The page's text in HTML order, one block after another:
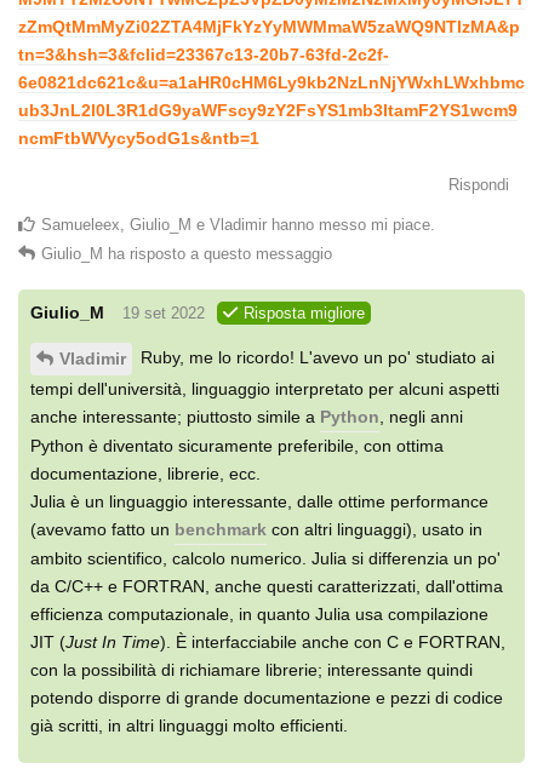
zZmQtMmMyZi02ZTA4MjFkYzYyMWMmaW5zaWQ9NTIzMA&p
tn=3&hsh=3&fclid=23367c13-20b7-63fd-2c2f-
6e0821dc621c&u=a1aHR0cHM6Ly9kb2NzLnNjYWxhLWxhbmc
ub3JnL2l0L3R1dG9yaWFscy9zY2FsYS1mb3ItamF2YS1wcm9
ncmFtbWVycy5odG1s&ntb=1
Rispondi
Samueleex Giulio_M e Vladimir hanno messo mi piace
Giulio_M ha risposto a questo messaggio
Giulio_M 19 set 2022 Risposta migliore
Vladimir
Ruby, me lo ricordo! L'avevo un po' studiato ai
tempi dell'università, linguaggio interpretato per alcuni aspetti
anche interessante; piuttosto simile a Python , negli anni
Python è diventato sicuramente preferibile, con ottima
documentazione, librerie, ecc.
Julia è un linguaggio interessante, dalle ottime performance
(avevamo fatto un benchmark con altri linguaggi), usato in
ambito scientifico, calcolo numerico. Julia si differenzia un po'
da C/C++ e FORTRAN, anche questi caratterizzati, dall'ottima
efficienza computazionale, in quanto Julia usa compilazione
JIT (Just In Time). È interfacciabile anche con C e FORTRAN,
con la possibilità di richiamare librerie; interessante quindi
potendo disporre di grande documentazione e pezzi di codice
già scritti, in altri linguaggi molto efficienti.